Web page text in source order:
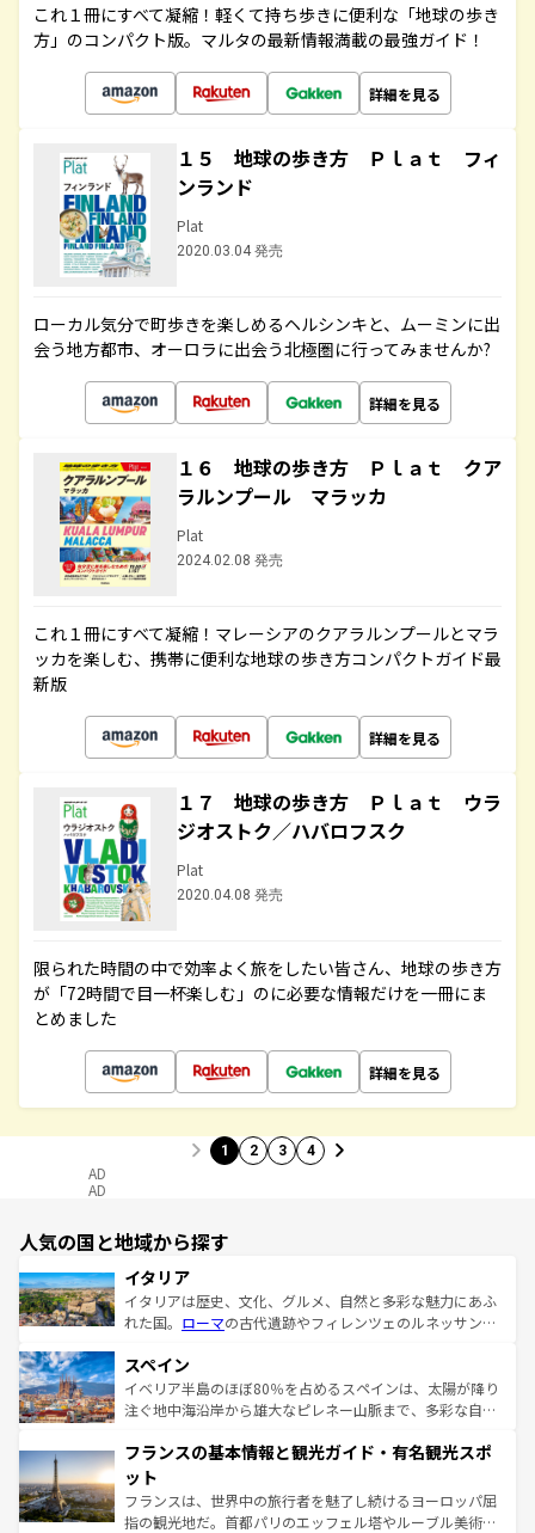
これ１冊にすべて凝縮！軽くて持ち歩きに便利な「地球の歩き
方」のコンパクト版。マルタの最新情報満載の最強ガイド！
詳細を見る
１５ 地球の歩き方 Ｐｌａｔ フィ
ンランド
Plat
2020.03.04 発売
ローカル気分で町歩きを楽しめるヘルシンキと、ムーミンに出
会う地方都市、オーロラに出会う北極圏に行ってみませんか?
詳細を見る
１６ 地球の歩き方 Ｐｌａｔ クア
ラルンプール マラッカ
Plat
2024.02.08 発売
これ１冊にすべて凝縮！マレーシアのクアラルンプールとマラ
ッカを楽しむ、携帯に便利な地球の歩き方コンパクトガイド最
新版
詳細を見る
１７ 地球の歩き方 Ｐｌａｔ ウラ
ジオストク／ハバロフスク
Plat
2020.04.08 発売
限られた時間の中で効率よく旅をしたい皆さん、地球の歩き方
が「72時間で目一杯楽しむ」のに必要な情報だけを一冊にま
とめました
詳細を見る
1 2 3 4
AD
AD
人気の国と地域から探す
イタリア
イタリアは歴史、文化、グルメ、自然と多彩な魅力にあふ
れた国。 ローマの古代遺跡やフィレンツェのルネッサンス
ろん、トスカーナの美しい田園風景やアマルフィ海岸の絶
景など、自然景観も見逃せない。観光の合間には、本場の
ピザやパスタなど、絶品のイタリア料理を堪能することも
ませてくれるイタリアで、忘れられない旅をしてみよう！
なお、新着のイタリア情報は
しい。
スペイン
イベリア半島のほぼ80％を占めるスペインは、太陽が降り
注ぐ地中海沿岸から雄大なピレネー山脈まで、多彩な自然
文化が根付くこの国では、情熱的なフラメンコ、熱気あふ
れる闘牛、そして美味しいタパスが生活の一部となってい
る。首都マドリードの洗練された雰囲気や、バルセロナの
アートに溢れた街角から、地方では古代ローマ遺跡や中世
フランスの基本情報と観光ガイド・有名観光スポ
ット
フランスは、世界中の旅行者を魅了し続けるヨーロッパ屈
指の観光地だ。首都パリのエッフェル塔やルーブル美術館